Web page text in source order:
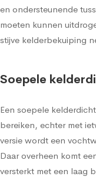
en ondersteunende
moeten kunnen
stijve kelderbekuiping
Soepele
Een soepele
bereiken, echter met
versie wordt een
Daar overheen komt
versterkt met een laag